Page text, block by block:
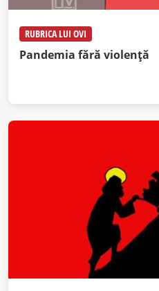
RUBRICA LUI OVI
Pandemia fără violență